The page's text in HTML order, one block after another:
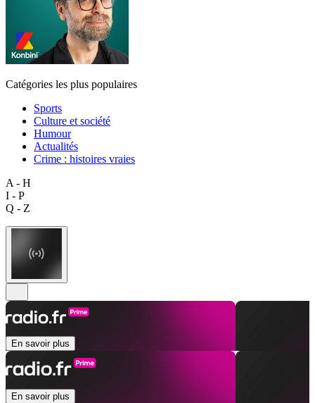
Catégories les plus populaires
Sports
Culture et société
Humour
Actualités
Crime : histoires vraies
A - H
I - P
Q - Z
En savoir plus
En savoir plus